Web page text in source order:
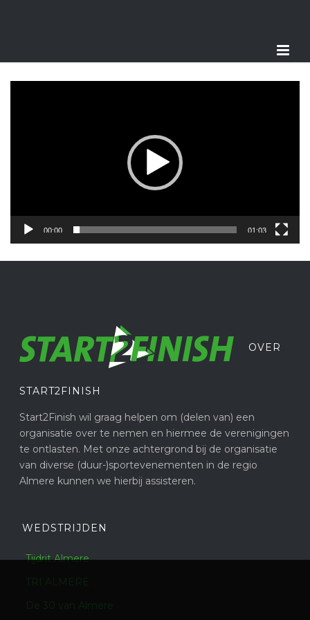
00:00 01:03
OVER
START2FINISH
Start2Finish wil graag helpen om (delen van) een
organisatie over te nemen en hiermee de verenigingen
te ontlasten. Met onze achtergrond bij de organisatie
van diverse (duur-)sportevenementen in de regio
Almere kunnen we hierbij assisteren.
WEDSTRIJDEN
Tijdrit Almere
TRI ALMERE
De 30 van Almere